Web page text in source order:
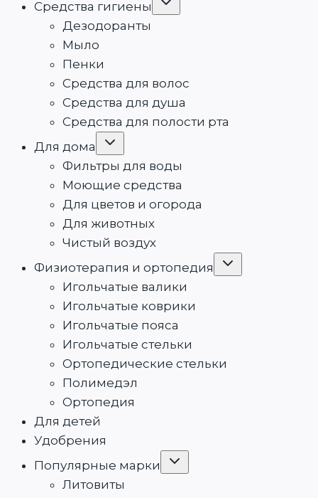
Средства гигиены
Дезодоранты
Мыло
Пенки
Средства для волос
Средства для душа
Средства для полости рта
Для дома
Переключить
Фильтры для воды
Моющие средства
Для цветов и огорода
Для животных
Чистый воздух
Физиотерапия и ортопедия
Переключить
Игольчатые валики
Игольчатые коврики
Игольчатые пояса
Игольчатые стельки
Ортопедические стельки
Полимедэл
Ортопедия
Для детей
Удобрения
Популярные марки
Переключить
Литовиты